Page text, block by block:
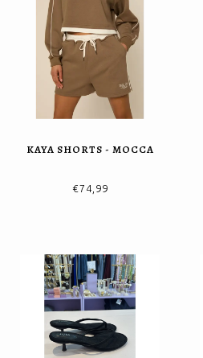
KAYA SHORTS - MOCCA
€74,99